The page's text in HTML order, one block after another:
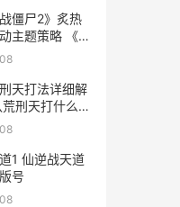
僵尸2》炙热
主题策略 《植
》
天打法详细解
刑天打什么技
1 仙逆战天道
号